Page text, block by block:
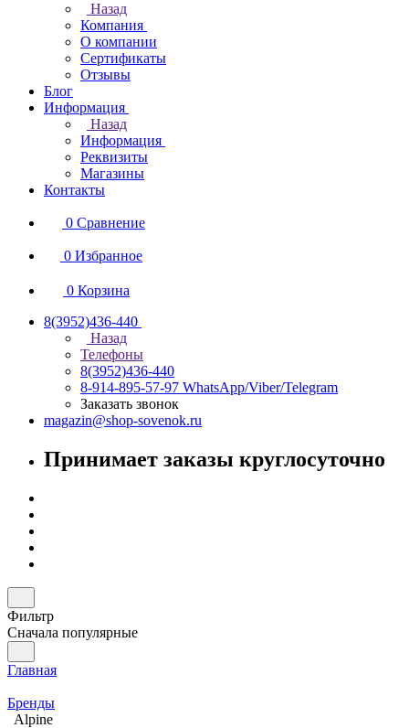
Назад
Компания
О компании
Сертификаты
Отзывы
Блог
Информация
Назад
Информация
Реквизиты
Магазины
Контакты
0 Сравнение
0 Избранное
0 Корзина
8(3952)436-440
Назад
Телефоны
8(3952)436-440
8-914-895-57-97 WhatsApp/Viber/Telegram
Заказать звонок
magazin@shop-sovenok.ru
Принимает заказы круглосуточно
Фильтр
Сначала популярные
Главная
Бренды
Alpine